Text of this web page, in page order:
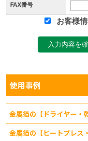
FAX番号
お客様
入力内容を
使用事例
金属箔の【ドライヤー・
金属箔の【ヒートプレス